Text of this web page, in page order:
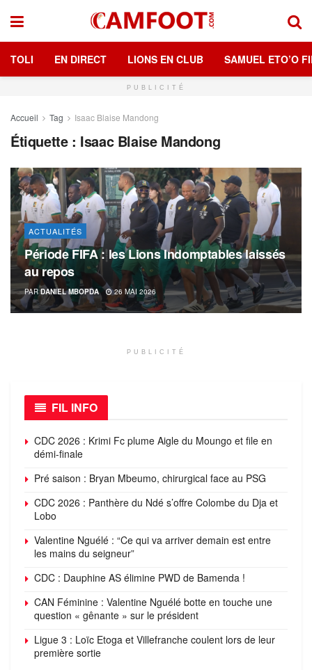
TOLI EN DIRECT LIONS EN CLUB SAMUEL ETO’O
PUBLICITÉ
Accueil Tag Isaac Blaise Mandong
Étiquette : Isaac Blaise Mandong
ACTUALITÉS
Période FIFA : les Lions Indomptables laissés
au repos
PAR DANIEL MBOPDA 26 MAI 2026
PUBLICITÉ
FIL INFO
CDC 2026 : Krimi Fc plume Aigle du Moungo et file en
démi-finale
Pré saison : Bryan Mbeumo, chirurgical face au PSG
CDC 2026 : Panthère du Ndé s’offre Colombe du Dja et
Lobo
Valentine Nguélé : “Ce qui va arriver demain est entre
les mains du seigneur”
CDC : Dauphine AS élimine PWD de Bamenda !
CAN Féminine : Valentine Nguélé botte en touche une
question « gênante » sur le président
Ligue 3 : Loïc Etoga et Villefranche coulent lors de leur
première sortie